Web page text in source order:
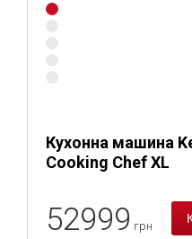
Кухонна машина
Cooking Chef XL
52999 грн